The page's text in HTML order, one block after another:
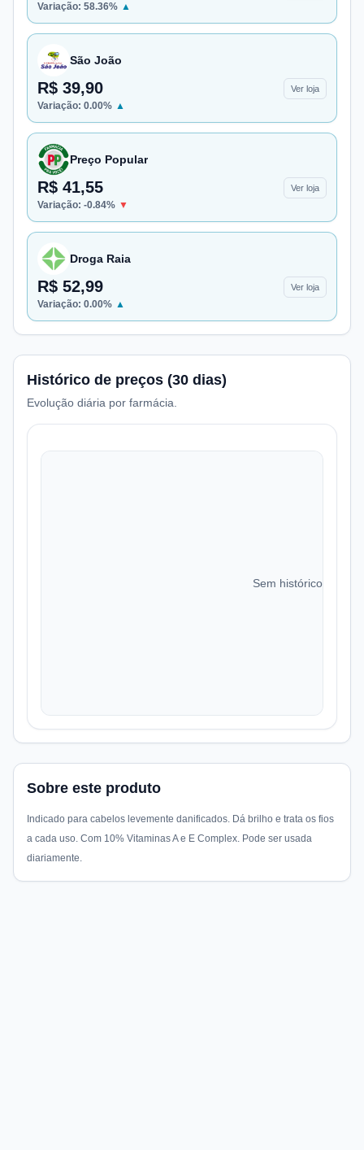
Variação: 58.36% ▲
São João
R$ 39,90 Ver loja
Variação: 0.00% ▲
Preço Popular
R$ 41,55 Ver loja
Variação: -0.84% ▼
Droga Raia
R$ 52,99 Ver loja
Variação: 0.00% ▲
Histórico de preços (30 dias)
Evolução diária por farmácia.
Sem histórico de
Sobre este produto
Indicado para cabelos levemente danificados. Dá brilho e trata os fios
a cada uso. Com 10% Vitaminas A e E Complex. Pode ser usada
diariamente.